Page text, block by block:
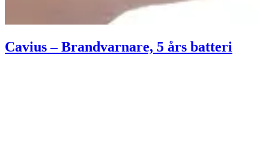
Cavius – Brandvarnare, 5 års batteri